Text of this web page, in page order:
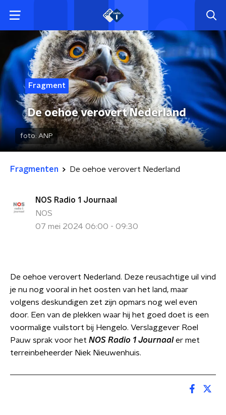
Fragment
De oehoe verovert Nederland
foto: ANP
Fragmenten De oehoe verovert Nederland
NOS Radio 1 Journaal
NOS
07 mei 2024 06:00 - 09:30
De oehoe verovert Nederland. Deze reusachtige uil vind
je nu nog vooral in het oosten van het land, maar
volgens deskundigen zet zijn opmars nog wel even
door. Een van de plekken waar hij het goed doet is een
voormalige vuilstort bij Hengelo. Verslaggever Roel
Pauw sprak voor het NOS Radio 1 Journaal er met
terreinbeheerder Niek Nieuwenhuis.